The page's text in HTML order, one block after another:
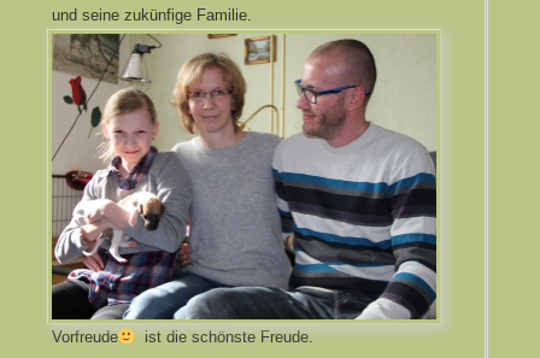
und seine zukünfige Familie.
Vorfreude ist die schönste Freude.